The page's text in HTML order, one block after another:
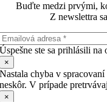
Buďte medzi prvými,
Z newslettra
Úspešne ste sa prihlásili
×
Nastala chyba v
neskôr. V prípade
×